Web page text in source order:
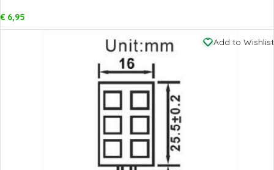
€6,95
Add to Wishlist